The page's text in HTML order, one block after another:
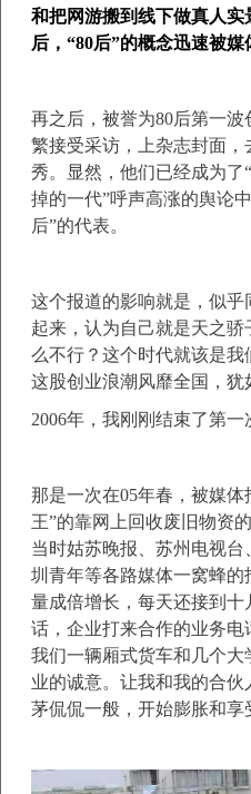
和把网游搬到线下做真人
后，“80后”的概念迅速被媒
再之后，被誉为80后第一
繁接受采访，上杂志封面
秀。显然，他们已经成为了
掉的一代”呼声高涨的舆论
后”的代表。
这个报道的影响就是，似
起来，认为自己就是天之
么不行？这个时代就该是我
这股创业浪潮风靡全国，犹
2006年，我刚刚结束了第一
那是一次在05年春，被媒
王”的靠网上回收废旧物资
当时姑苏晚报、苏州电视
圳青年等各路媒体一窝蜂
量成倍增长，每天还接到
话，企业打来合作的业务
我们一辆厢式货车和几个大
业的诚意。让我和我的合
茅侃侃一般，开始膨胀和享